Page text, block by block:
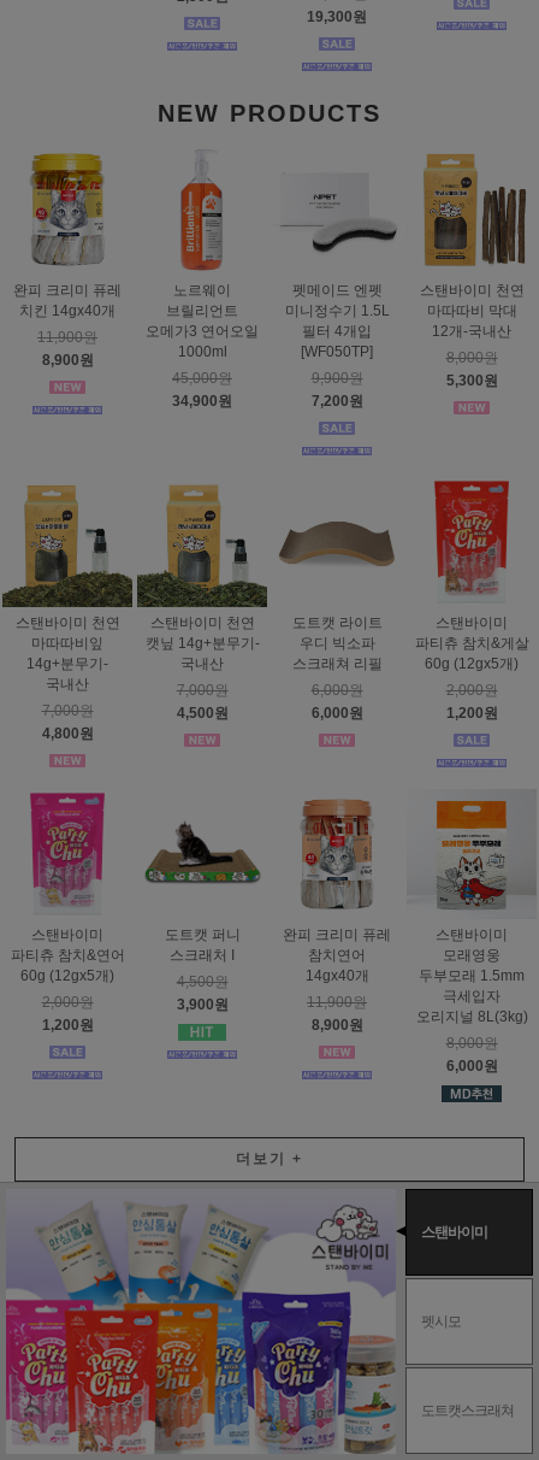
19,300원
NEW PRODUCTS
완피 크리미 퓨레
치킨 14gx40개
11,900원
8,900원
노르웨이
브릴리언트
오메가3 연어오일
1000ml
45,000원
34,900원
펫메이드 엔펫
미니정수기 1.5L
필터 4개입
[WF050TP]
9,900원
7,200원
스탠바이미 천연
마따따비 막대
12개-국내산
8,000원
5,300원
스탠바이미 천연
마따따비잎
14g+분무기-
국내산
7,000원
4,800원
스탠바이미 천연
캣닢 14g+분무기-
국내산
7,000원
4,500원
도트캣 라이트
우디 빅소파
스크래쳐 리필
6,000원
6,000원
스탠바이미
파티츄 참치&게살
60g (12gx5개)
2,000원
1,200원
스탠바이미
파티츄 참치&연어
60g (12gx5개)
2,000원
1,200원
도트캣 퍼니
스크래처 I
4,500원
3,900원
완피 크리미 퓨레
참치연어
14gx40개
11,900원
8,900원
스탠바이미
모래영웅
두부모래 1.5mm
극세입자
오리지널 8L(3kg)
8,000원
6,000원
더보기 +
스탠바이미
펫시모
도트캣스크래쳐